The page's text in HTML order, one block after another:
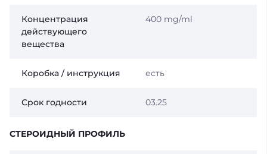
Концентрация
действующего
вещества
400 mg/ml
Коробка / инструкция есть
Срок годности 03.25
СТЕРОИДНЫЙ ПРОФИЛЬ